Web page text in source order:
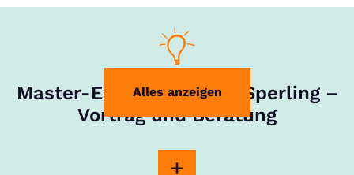
Alles anzeigen
Master-Experte Rouven Sperling –
Vortrag und Beratung